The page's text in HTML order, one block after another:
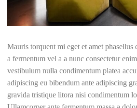
Mauris torquent mi eget et amet phasellus
a fermentum vel a a nunc consectetur
vestibulum nulla condimentum platea
adipiscing eu bibendum ante adipiscing
gravida tristique litora nisi condimentum